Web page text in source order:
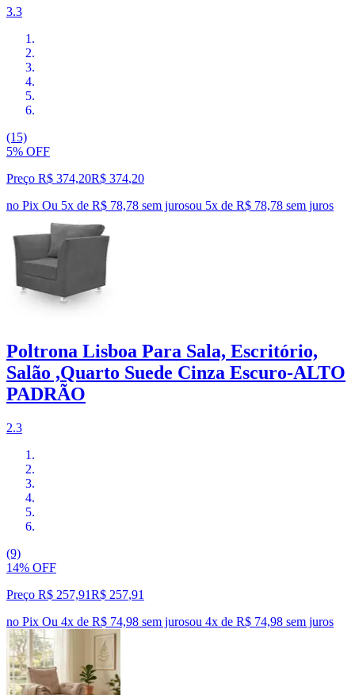
3.3
(15)
5% OFF
Preço R$ 374,20R$ 374,20
no Pix Ou 5x de R$ 78,78 sem jurosou 5x de R$ 78,78 sem juros
Poltrona Lisboa Para Sala, Escritório,
Salão ,Quarto Suede Cinza Escuro-ALTO
PADRÃO
2.3
(9)
14% OFF
Preço R$ 257,91R$ 257,91
no Pix Ou 4x de R$ 74,98 sem jurosou 4x de R$ 74,98 sem juros